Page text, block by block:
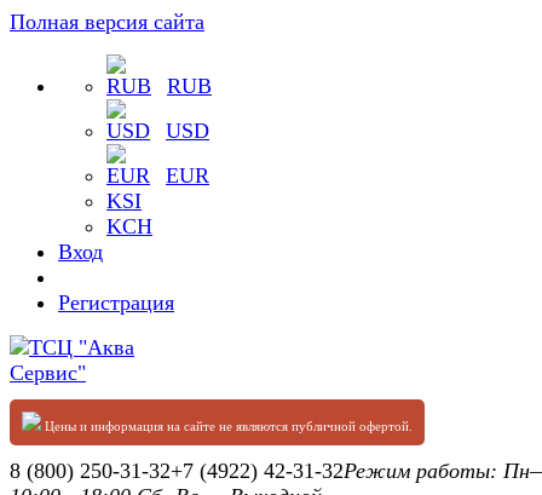
Полная версия сайта
RUB
USD
EUR
KSI
KCH
Вход
Регистрация
Цены и информация на сайте не являются публичной офертой.
8 (800) 250-31-32+7 (4922) 42-31-32Режим работы: